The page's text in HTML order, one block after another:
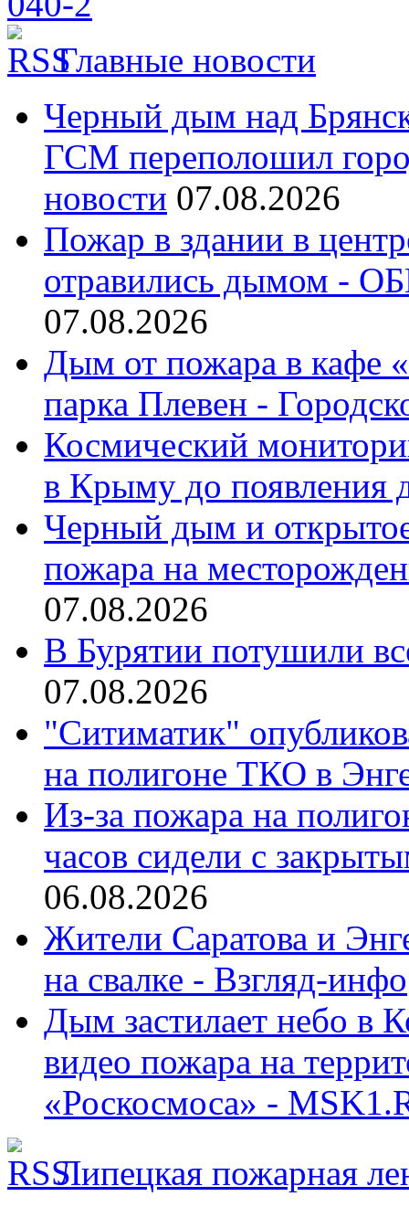
Главные новости
Черный дым над
ГСМ переполошил
новости 07.08.2026
Пожар в здании в
отравились дымом -
07.08.2026
Дым от пожара в кафе
парка Плевен -
Космический
в Крыму до появления
Черный дым и
пожара на
07.08.2026
В Бурятии потушили
07.08.2026
"Ситиматик"
на полигоне ТКО в
Из-за пожара на
часов сидели с
06.08.2026
Жители Саратова и
на свалке - Взгляд-инфо
Дым застилает небо в
видео пожара на
«Роскосмоса» -
Липецкая пожарная